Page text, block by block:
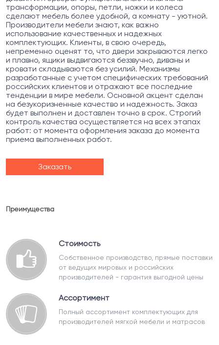
трансформации, опоры, петли, ножки и колеса
сделают мебель более удобной, а комнату - уютной.
Производители мебели знают, как важно
использование качественных и надежных
комплектующих. Клиенты, в свою очередь,
непременно оценят то, что двери закрываются легко
и плавно, ящики выдвигаются беззвучно, диваны и
кровати складываются без усилий. Механизмы
разработанные с учетом специфических требований
российских клиентов и отражают все последние
тенденции в мире мебели. Основной акцент сделан
на безукоризненные качество и надежность. Заказ
будет выполнен и доставлен точно в срок. Строгий
контроль качества осуществляется на всех этапах
работ: от момента оформления заказа до момента
приема выполненных работ.
Заказать
Преимущества
Стоимость
Собственное производство, прямые поставки
от ведущих мировых и российских
производителей - гарантия выгодной цены
Ассортимент
Полный ассортимент комплектующих для
производителей мягкой мебели и матрасов